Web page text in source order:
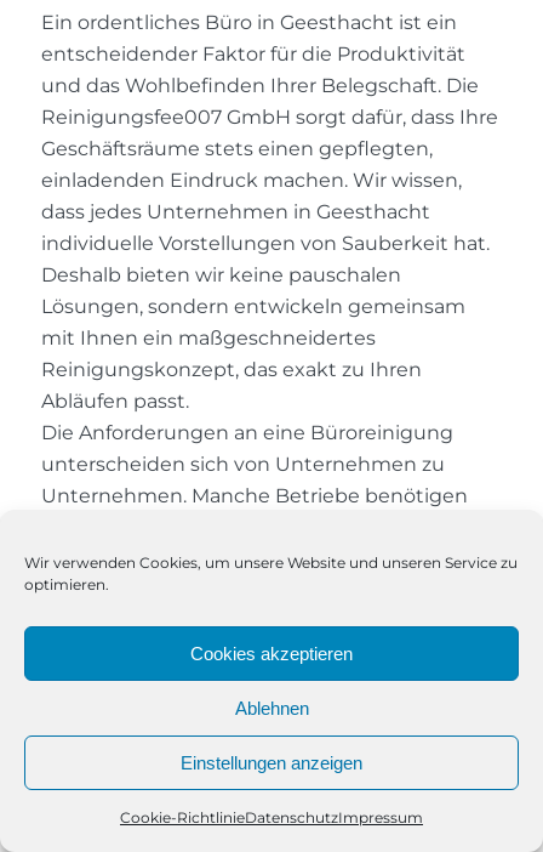
Wir verwenden Cookies, um unsere Website und unseren Service zu
optimieren.
Cookies akzeptieren
Ablehnen
Einstellungen anzeigen
Cookie-RichtlinieDatenschutzImpressum
Ein ordentliches Büro in Geesthacht ist ein
entscheidender Faktor für die Produktivität
und das Wohlbefinden Ihrer Belegschaft. Die
Reinigungsfee007 GmbH sorgt dafür, dass Ihre
Geschäftsräume stets einen gepflegten,
einladenden Eindruck machen. Wir wissen,
dass jedes Unternehmen in Geesthacht
individuelle Vorstellungen von Sauberkeit hat.
Deshalb bieten wir keine pauschalen
Lösungen, sondern entwickeln gemeinsam
mit Ihnen ein maßgeschneidertes
Reinigungskonzept, das exakt zu Ihren
Abläufen passt.
Die Anforderungen an eine Büroreinigung
unterscheiden sich von Unternehmen zu
Unternehmen. Manche Betriebe benötigen
wünschen sich flexible Einsatzzeiten, die sich
an den Arbeitsalltag anpassen. Unser Team
bringt langjährige Erfahrung und
Anpassungsfähigkeit mit und setzt auf
Qualität, statt auf vorgefertigte
Warum unsere
Büroreinigung in Geesthacht
Telefon Kontakt WhatsApp